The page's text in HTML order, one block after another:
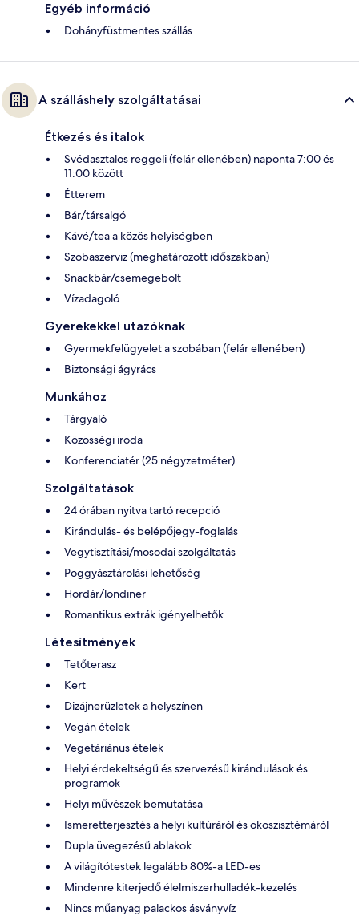
Egyéb információ
Dohányfüstmentes szállás
A szálláshely szolgáltatásai
Étkezés és italok
Svédasztalos reggeli (felár ellenében) naponta 7:00 és
11:00 között
Étterem
Bár/társalgó
Kávé/tea a közös helyiségben
Szobaszerviz (meghatározott időszakban)
Snackbár/csemegebolt
Vízadagoló
Gyerekekkel utazóknak
Gyermekfelügyelet a szobában (felár ellenében)
Biztonsági ágyrács
Munkához
Tárgyaló
Közösségi iroda
Konferenciatér (25 négyzetméter)
Szolgáltatások
24 órában nyitva tartó recepció
Kirándulás- és belépőjegy-foglalás
Vegytisztítási/mosodai szolgáltatás
Poggyásztárolási lehetőség
Hordár/londiner
Romantikus extrák igényelhetők
Létesítmények
Tetőterasz
Kert
Dizájnerüzletek a helyszínen
Vegán ételek
Vegetáriánus ételek
Helyi érdekeltségű és szervezésű kirándulások és
programok
Helyi művészek bemutatása
Ismeretterjesztés a helyi kultúráról és ökoszisztémáról
Dupla üvegezésű ablakok
A világítótestek legalább 80%-a LED-es
Mindenre kiterjedő élelmiszerhulladék-kezelés
Nincs műanyag palackos ásványvíz